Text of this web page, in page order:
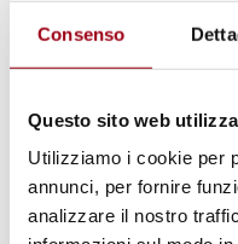
Consenso
Questo sito web
Utilizziamo i cookie per
annunci, per fornire
analizzare il nostro
relazioni
America
terrà a
e il 17